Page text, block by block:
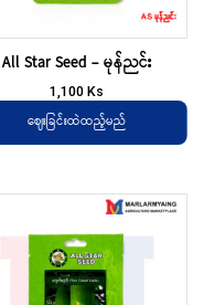
All Star Seed – မုန်ညင်း
1,100Ks
ဈေးခြင်းထဲထည့်မည်